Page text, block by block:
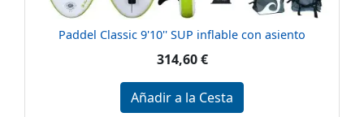
Paddel Classic 9'10'' SUP inflable con asiento
314,60 €
Añadir a la Cesta